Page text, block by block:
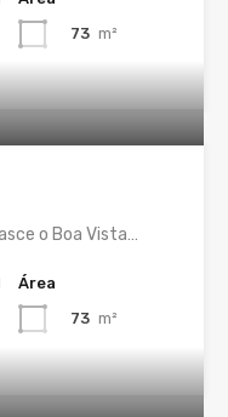
73 m²
o Boa Vista…
Área
73 m²